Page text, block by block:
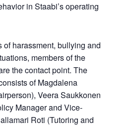
in Staabi’s operating
of harassment, bullying and
members of the
the contact point. The
of Magdalena
Veera Saukkonen
Manager and Vice-
Roti (Tutoring and